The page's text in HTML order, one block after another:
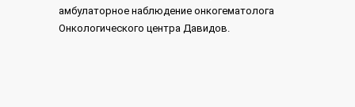
амбулаторное наблюдение онкогематолога
Онкологического центра Давидов.